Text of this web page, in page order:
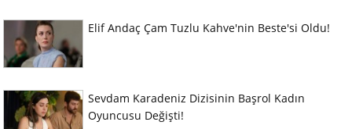
Elif Andaç Çam Tuzlu Kahve'nin Beste'si Oldu!
Sevdam Karadeniz Dizisinin Başrol Kadın
Oyuncusu Değişti!